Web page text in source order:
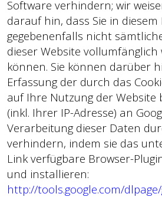
Software verhindern; wir
darauf hin, dass Sie in diesem
gegebenenfalls nicht
dieser Website
können. Sie können darüber
Erfassung der durch das
auf Ihre Nutzung der Website
(inkl. Ihrer IP-Adresse) an
Verarbeitung dieser Daten
verhindern, indem sie das
Link verfügbare Browser-
und installieren:
http://tools.google.com/